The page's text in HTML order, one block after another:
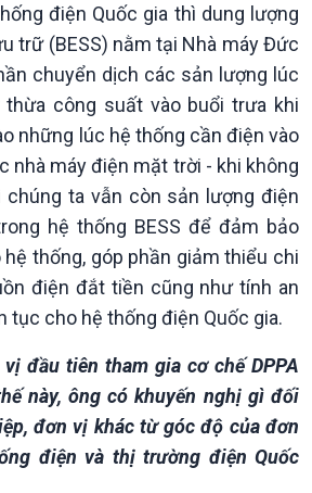
điện Quốc gia thì dung lượng
trữ (BESS) nằm tại Nhà máy Đức
chuyển dịch các sản lượng lúc
công suất vào buổi trưa khi
những lúc hệ thống cần điện vào
nhà máy điện mặt trời - khi không
chúng ta vẫn còn sản lượng điện
hệ thống BESS để đảm bảo
thống, góp phần giảm thiểu chi
điện đắt tiền cũng như tính an
tục cho hệ thống điện Quốc gia.
đầu tiên tham gia cơ chế DPPA
này, ông có khuyến nghị gì đối
đơn vị khác từ góc độ của đơn
điện và thị trường điện Quốc